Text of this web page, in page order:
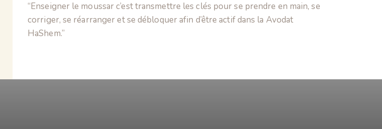
“Enseigner le moussar c’est transmettre les clés pour se prendre en main, se
corriger, se réarranger et se débloquer afin d’être actif dans la Avodat
HaShem.”